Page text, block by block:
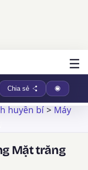
☰
Chia sẻ
huyền bí>Máy
Mặt trăng